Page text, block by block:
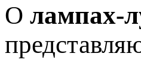
О лампах-